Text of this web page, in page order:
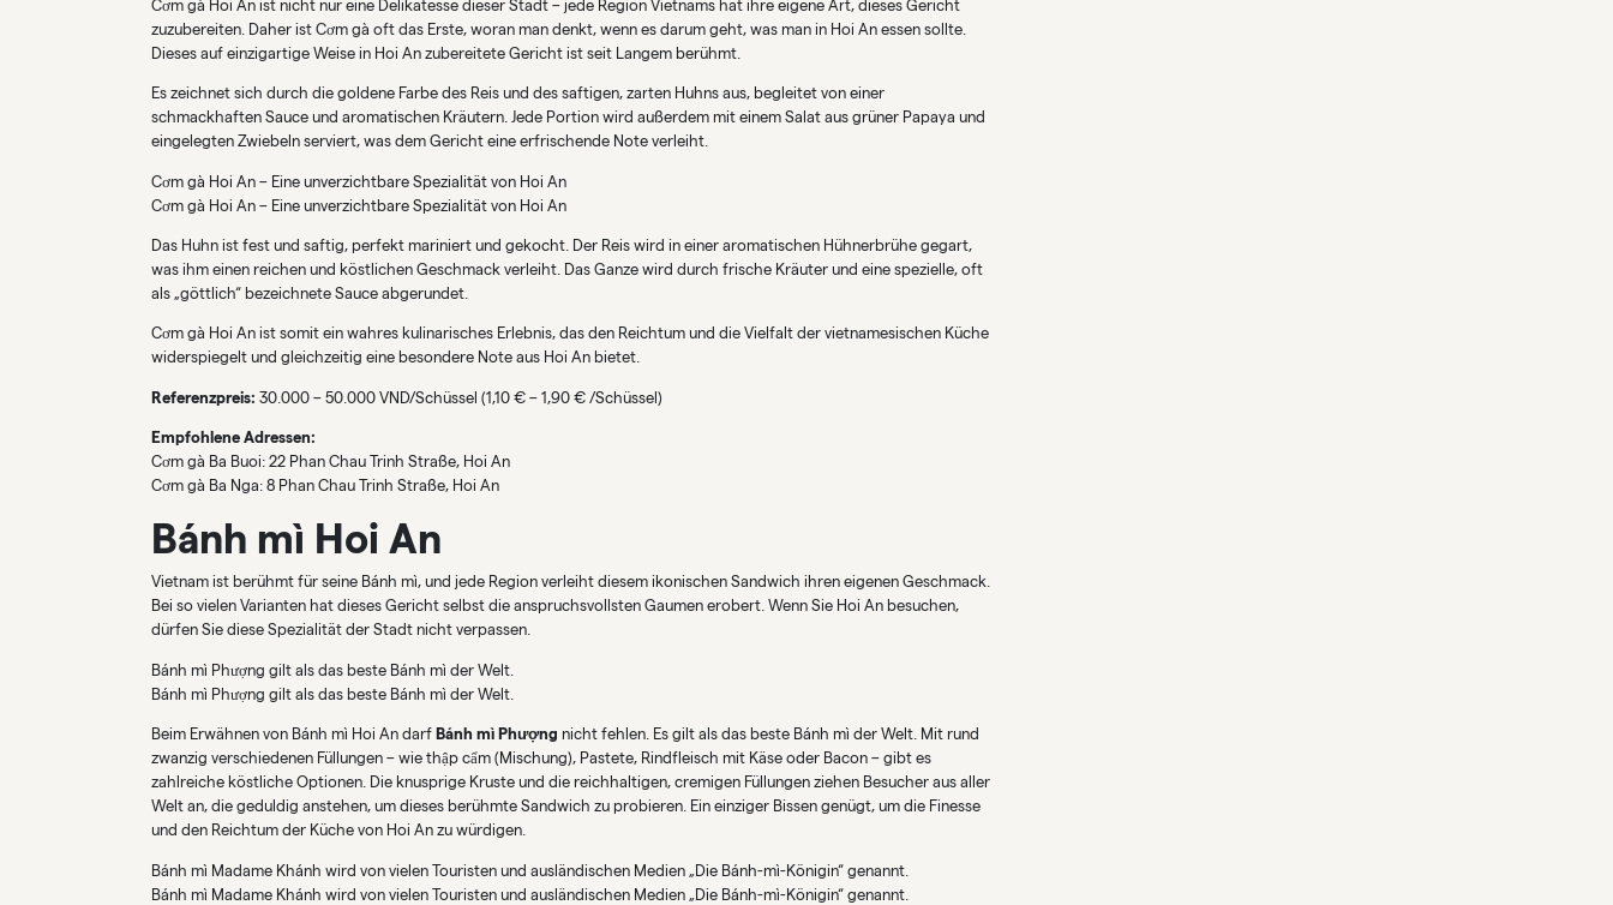
Cơm gà Hoi An ist nicht nur eine Delikatesse dieser Stadt – jede Region Vietnams hat ihre eigene Art, dieses Gericht
zuzubereiten. Daher ist Cơm gà oft das Erste, woran man denkt, wenn es darum geht, was man in Hoi An essen sollte.
Dieses auf einzigartige Weise in Hoi An zubereitete Gericht ist seit Langem berühmt.
Es zeichnet sich durch die goldene Farbe des Reis und des saftigen, zarten Huhns aus, begleitet von einer
schmackhaften Sauce und aromatischen Kräutern. Jede Portion wird außerdem mit einem Salat aus grüner Papaya und
eingelegten Zwiebeln serviert, was dem Gericht eine erfrischende Note verleiht.
Cơm gà Hoi An – Eine unverzichtbare Spezialität von Hoi An
Cơm gà Hoi An – Eine unverzichtbare Spezialität von Hoi An
Das Huhn ist fest und saftig, perfekt mariniert und gekocht. Der Reis wird in einer aromatischen Hühnerbrühe gegart,
was ihm einen reichen und köstlichen Geschmack verleiht. Das Ganze wird durch frische Kräuter und eine spezielle, oft
als „göttlich“ bezeichnete Sauce abgerundet.
Cơm gà Hoi An ist somit ein wahres kulinarisches Erlebnis, das den Reichtum und die Vielfalt der vietnamesischen Küche
widerspiegelt und gleichzeitig eine besondere Note aus Hoi An bietet.
Referenzpreis: 30.000 – 50.000 VND/Schüssel (1,10 € – 1,90 € /Schüssel)
Empfohlene Adressen:
Cơm gà Ba Buoi: 22 Phan Chau Trinh Straße, Hoi An
Cơm gà Ba Nga: 8 Phan Chau Trinh Straße, Hoi An
Bánh mì Hoi An
Vietnam ist berühmt für seine Bánh mì, und jede Region verleiht diesem ikonischen Sandwich ihren eigenen Geschmack.
Bei so vielen Varianten hat dieses Gericht selbst die anspruchsvollsten Gaumen erobert. Wenn Sie Hoi An besuchen,
dürfen Sie diese Spezialität der Stadt nicht verpassen.
Bánh mì Phượng gilt als das beste Bánh mì der Welt.
Bánh mì Phượng gilt als das beste Bánh mì der Welt.
Beim Erwähnen von Bánh mì Hoi An darf Bánh mì Phượng nicht fehlen. Es gilt als das beste Bánh mì der Welt. Mit rund
zwanzig verschiedenen Füllungen – wie thập cẩm (Mischung), Pastete, Rindfleisch mit Käse oder Bacon – gibt es
zahlreiche köstliche Optionen. Die knusprige Kruste und die reichhaltigen, cremigen Füllungen ziehen Besucher aus aller
Welt an, die geduldig anstehen, um dieses berühmte Sandwich zu probieren. Ein einziger Bissen genügt, um die Finesse
und den Reichtum der Küche von Hoi An zu würdigen.
Bánh mì Madame Khánh wird von vielen Touristen und ausländischen Medien „Die Bánh-mì-Königin“ genannt.
Bánh mì Madame Khánh wird von vielen Touristen und ausländischen Medien „Die Bánh-mì-Königin“ genannt.